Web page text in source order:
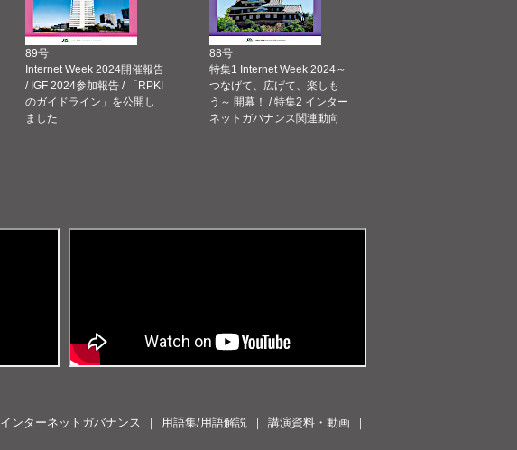
89号
Internet Week 2024開催報告
/ IGF 2024参加報告 / 「RPKI
のガイドライン」を公開し
ました
88号
特集1 Internet Week 2024～
つなげて、広げて、楽しも
う～ 開幕！ / 特集2 インター
ネットガバナンス関連動向
インターネットガバナンス 用語集/用語解説
講演資料・動画